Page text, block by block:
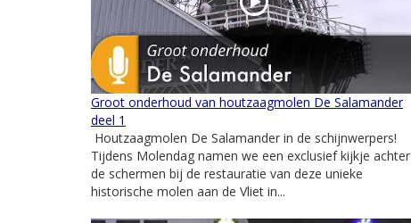
Groot onderhoud van houtzaagmolen De Salamander
deel 1
Houtzaagmolen De Salamander in de schijnwerpers!
Tijdens Molendag namen we een exclusief kijkje achter
de schermen bij de restauratie van deze unieke
historische molen aan de Vliet in...